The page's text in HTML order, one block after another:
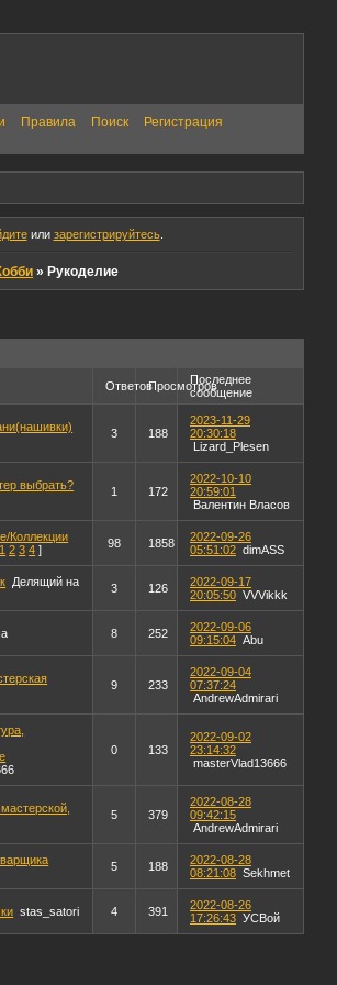
Правила Поиск
Регистрация
или зарегистрируйтесь.
»Рукоделие
ОтветовПросмотровПоследнее
сообщение
3 188
2023-11-29
20:30:18
Lizard_Plesen
выбрать?
1 172
2022-10-10
20:59:01
Валентин Власов
Коллекции
1 2 3 4 ] 98 1858
2022-09-26
05:51:02 dimASS
Делящий на
3 126
2022-09-17
20:05:50 VVVikkk
8 252
2022-09-06
09:15:04 Abu
9 233
2022-09-04
07:37:24
AndrewAdmirari
0 133
2022-09-02
23:14:32
masterVlad13666
5 379
2022-08-28
09:42:15
AndrewAdmirari
5 188
2022-08-28
08:21:08 Sekhmet
stas_satori 4 391
2022-08-26
17:26:43 УСВой